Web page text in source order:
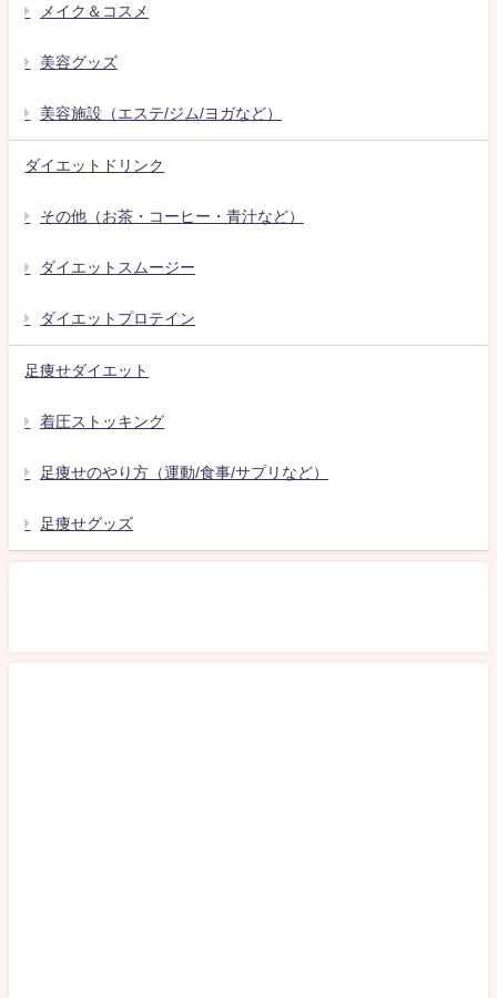
メイク＆コスメ
美容グッズ
美容施設（エステ/ジム/ヨガなど）
ダイエットドリンク
その他（お茶・コーヒー・青汁など）
ダイエットスムージー
ダイエットプロテイン
足痩せダイエット
着圧ストッキング
足痩せのやり方（運動/食事/サプリなど）
足痩せグッズ